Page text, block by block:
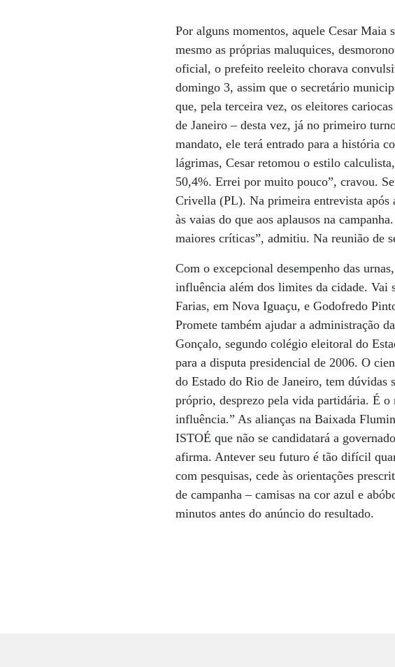
Por alguns momentos, aquele Cesar Maia
mesmo as próprias maluquices,
oficial, o prefeito reeleito chorava
domingo 3, assim que o secretário
que, pela terceira vez, os eleitores
de Janeiro – desta vez, já no primeiro
mandato, ele terá entrado para a história
lágrimas, Cesar retomou o estilo
50,4%. Errei por muito pouco”, cravou.
Crivella (PL). Na primeira entrevista após
às vaias do que aos aplausos na
maiores críticas”, admitiu. Na reunião de
Com o excepcional desempenho das
influência além dos limites da cidade. Vai
Farias, em Nova Iguaçu, e Godofredo
Promete também ajudar a administração
Gonçalo, segundo colégio eleitoral do
para a disputa presidencial de 2006. O
do Estado do Rio de Janeiro, tem dúvidas
próprio, desprezo pela vida partidária. É
influência.” As alianças na Baixada
ISTOÉ que não se candidatará a
afirma. Antever seu futuro é tão difícil
com pesquisas, cede às orientações
de campanha – camisas na cor azul e
minutos antes do anúncio do resultado.